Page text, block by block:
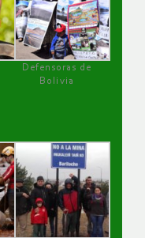
Defensoras de
Bolivia